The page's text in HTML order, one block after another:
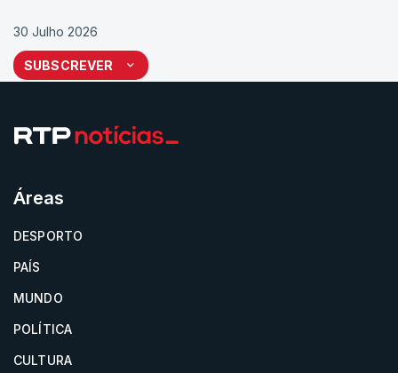
30 Julho 2026
SUBSCREVER
Áreas
DESPORTO
PAÍS
MUNDO
POLÍTICA
CULTURA